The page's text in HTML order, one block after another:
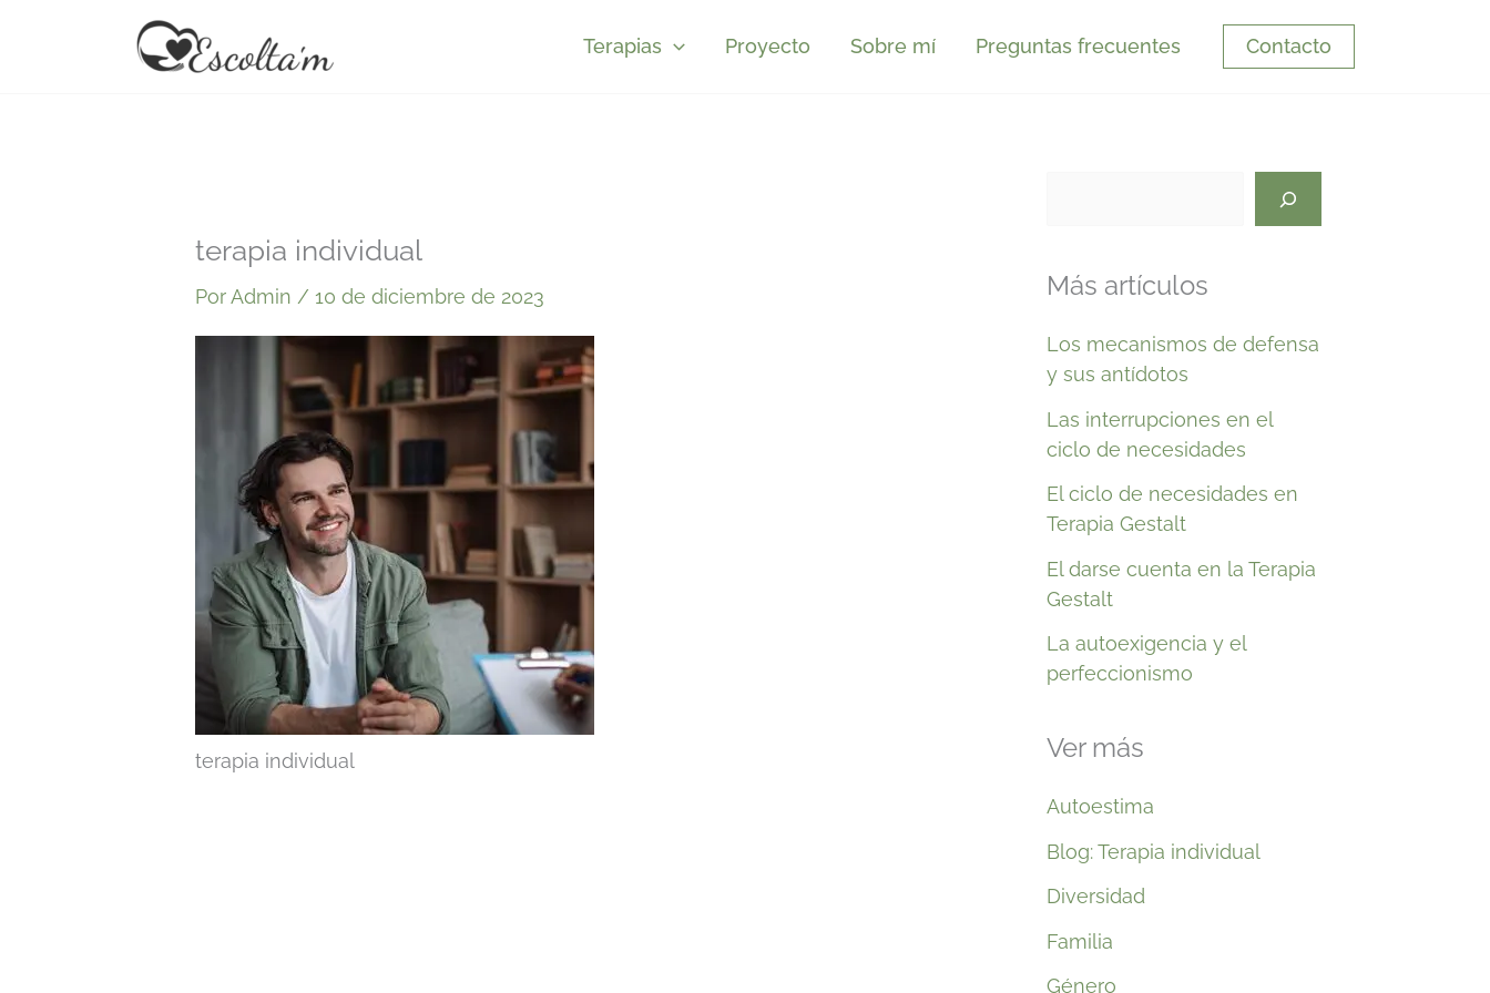
Terapias Proyecto Sobre mí Preguntas frecuentes Contacto
terapia individual
PorAdmin / 10 de diciembre de 2023
terapia individual
a
r
Más artículos
Los mecanismos de defensa
y sus antídotos
Las interrupciones en el
ciclo de necesidades
El ciclo de necesidades en
Terapia Gestalt
El darse cuenta en la Terapia
Gestalt
La autoexigencia y el
perfeccionismo
Ver más
Autoestima
Blog: Terapia individual
Diversidad
Familia
Género